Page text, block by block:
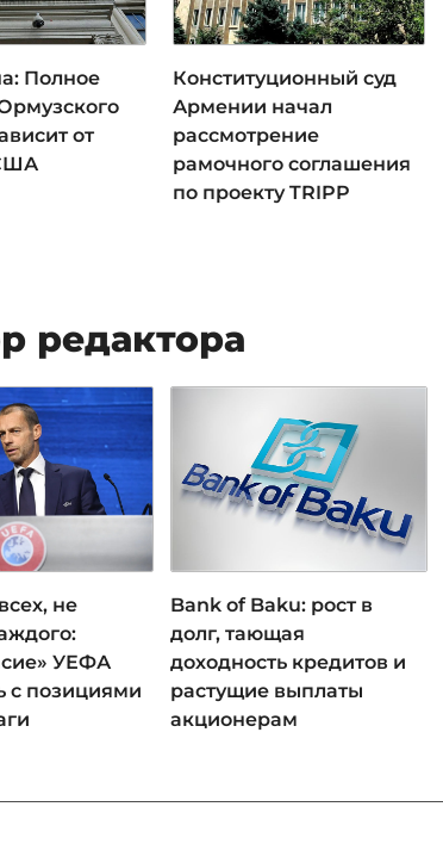
Полное
от
Конституционный суд
Армении начал
рассмотрение
рамочного соглашения
по проекту TRIPP
редактора
не
УЕФА
с позициями
Bank of Baku: рост в
долг, тающая
доходность кредитов и
растущие выплаты
акционерам